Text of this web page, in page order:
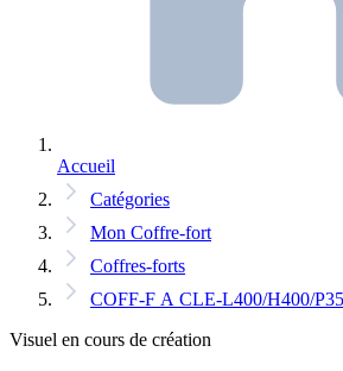
Accueil
Catégories
Mon Coffre-fort
Coffres-forts
COFF-F A CLE-L400/H400/
Visuel en cours de création